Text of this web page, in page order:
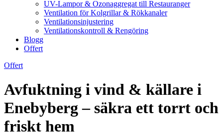
UV-Lampor & Ozonaggregat till Restauranger
Ventilation för Kolgrillar & Rökkanaler
Ventilationsinjustering
Ventilationskontroll & Rengöring
Blogg
Offert
Offert
Avfuktning i vind & källare i
Enebyberg – säkra ett torrt och
friskt hem